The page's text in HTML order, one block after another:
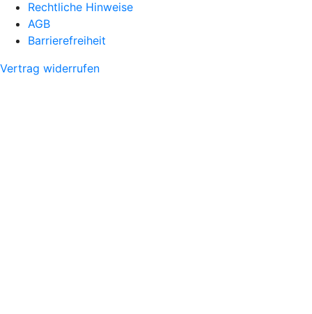
Rechtliche Hinweise
AGB
Barrierefreiheit
Vertrag widerrufen